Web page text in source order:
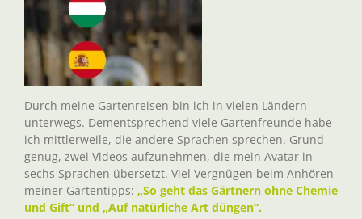
Durch meine Gartenreisen bin ich in vielen Ländern
unterwegs. Dementsprechend viele Gartenfreunde habe
ich mittlerweile, die andere Sprachen sprechen. Grund
genug, zwei Videos aufzunehmen, die mein Avatar in
sechs Sprachen übersetzt. Viel Vergnügen beim Anhören
meiner Gartentipps: „So geht das Gärtnern ohne Chemie
und Gift“ und „Auf natürliche Art düngen“.